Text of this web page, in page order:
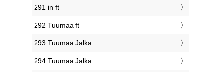
291 in ft
292 Tuumaa ft
293 Tuumaa Jalka
294 Tuumaa Jalka